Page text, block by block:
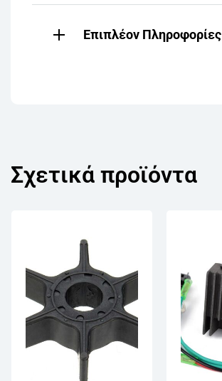
Επιπλέον Πληροφορίες
Σχετικά προϊόντα